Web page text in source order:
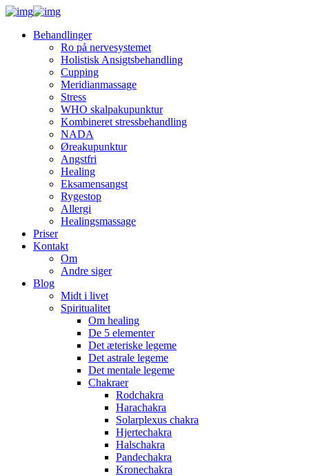
Behandlinger
Ro på nervesystemet
Holistisk Ansigtsbehandling
Cupping
Meridianmassage
Stress
WHO skalpakupunktur
Kombineret stressbehandling
NADA
Øreakupunktur
Angstfri
Healing
Eksamensangst
Rygestop
Allergi
Healingsmassage
Priser
Kontakt
Om
Andre siger
Blog
Midt i livet
Spiritualitet
Om healing
De 5 elementer
Det æteriske legeme
Det astrale legeme
Det mentale legeme
Chakraer
Rodchakra
Harachakra
Solarplexus chakra
Hjertechakra
Halschakra
Pandechakra
Kronechakra